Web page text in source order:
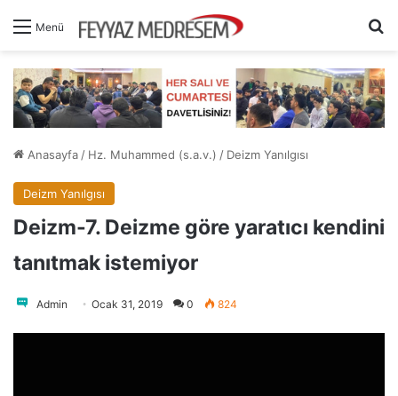
Menü
Anasayfa / Hz. Muhammed (s.a.v.) / Deizm Yanılgısı
Deizm Yanılgısı
Deizm-7. Deizme göre yaratıcı kendini
tanıtmak istemiyor
Admin Ocak 31, 2019 0 824